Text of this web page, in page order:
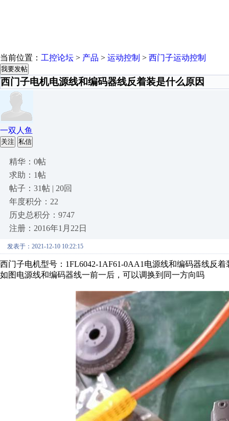
当前位置： 工控论坛 > 产品 > 运动控制 > 西门子运动控制
我要发帖
西门子电机电源线和编码器线反着装是什么原因
一双人鱼
关注 私信
精华：0帖
求助：1帖
帖子：31帖 | 20回
年度积分：22
历史总积分：9747
注册：2016年1月22日
发表于：2021-12-10 10:22:15
西门子电机型号：1FL6042-1AF61-0AA1电源线和编码器线反着
如图电源线和编码器线一前一后，可以调换到同一方向吗